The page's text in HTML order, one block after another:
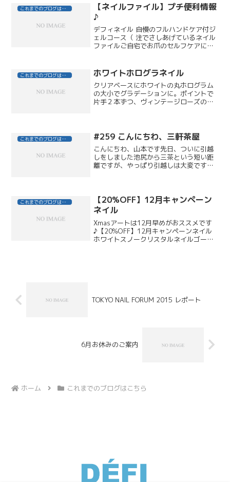
これまでのブログはこちら
【ネイルファイル】プチ便利情報
♪
デフィネイル 自慢のフルハンドケア付ジ
ェルコース（ 注でさしあげているネイル
ファイルご自宅でお爪のセルフケアにお
字が書いていない粗い面です）洋服の毛
玉がキレイに取れま...
これまでのブログはこちら ホワイトホログラネイル
クリアベースにホワイトの丸ホログラム
の大小でグラデーションに。ポイントで
片手２本ずつ、ヴィンテージローズの大
これまでのブログはこちら #259 こんにちわ、三軒茶屋
こんにちわ、山本です先日、ついに引越
しをしました池尻から三茶という短い距
離ですが、やっぱり引越しは大変ですね
writing ...
これまでのブログはこちら
【20%OFF】12月キャンペーン
ネイル
Xmasアートは12月早めがおススメです
♪【20%OFF】12月キャンペーンネイル
ホワイトスノークリスタルネイルゴール
TOKYO NAIL FORUM 2015 レポート
6月お休みのご案内
ホーム これまでのブログはこちら